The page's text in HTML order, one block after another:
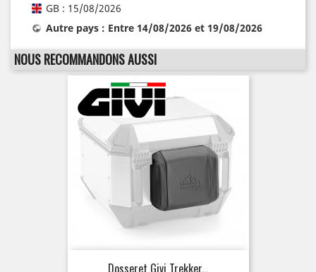
GB : 15/08/2026
Autre pays : Entre 14/08/2026 et 19/08/2026
NOUS RECOMMANDONS AUSSI
Dosseret Givi Trekker...